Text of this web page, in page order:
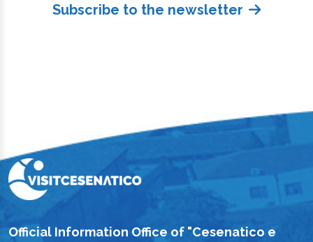
Subscribe to the newsletter
Official Information Office of "Cesenatico e